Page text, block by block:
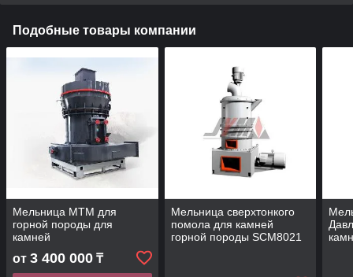
Подобные товары компании
Мельница MTM для
горной породы для
камней
от 3 400 000 ₸
Мельница сверхтонкого
помола для камней
горной породы SCM8021